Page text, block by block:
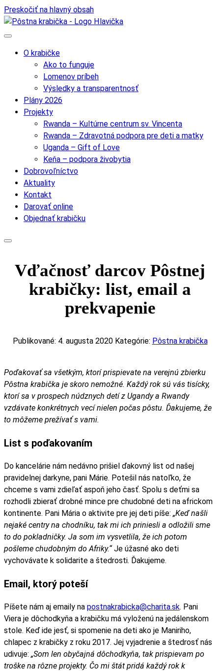
Preskočiť na hlavný obsah
O krabičke
Ako to funguje
Lomenov príbeh
Výsledky a transparentnosť
Plány 2026
Projekty
Rwanda – Kultúrne centrum sv. Vincenta
Rwanda – Zdravotná podpora pre deti a matky
Uganda – Gift of Love
Keňa – podpora živobytia
Dobrovoľníctvo
Aktuality
Kontakt
Darovať online
Objednať krabičku
Vďačnosť darcov Pôstnej
krabičky: list, email a
prekvapenie
Publikované: 4. augusta 2020 Kategórie: Pôstna krabička
Poďakovať sa všetkým, ktorí prispievate na verejnú zbierku
Pôstna krabička je skoro nemožné. Každý rok sú vás tisícky,
ktorí sa v prospech núdznych detí z Ugandy a Rwandy
vzdávate konkrétnych vecí nielen počas pôstu. Ďakujeme, že
to môžeme prežívať s vami.
List s poďakovaním
Do kancelárie nám nedávno prišiel ďakovný list od našej
pravidelnej darkyne, pani Márie. Potešil nás natoľko, že
chceme s vami zdieľať aspoň jeho časť. Spolu s deťmi sa
rozhodli zbierať drobné mince pre chudobné deti na africkom
kontinente. Pani Mária o aktivite pre jej deti píše: „Keď našli
nejaké centry na chodníku, tak mi ich priniesli a odložili sme
to do pokladničky. Ja som im vysvetlila, že ich potom
pošleme chudobným do Afriky.“Je úžasné ako deti
vychovávate k solidarite a štedrosti. Ďakujeme.
Email, ktorý poteší
Píšete nám aj emaily na postnakrabicka@charita.sk. Pani
Viera je dôchodkyňa a krabičku má vyloženú na jedálenskom
stole. Keď ide jesť, si spomenie na deti ako je Maniriho,
chlapec z krabičky z roku 2017. Jej vyjadrenie a štedrosť nás
udivuje: „Som len obyčajná dôchodkyňa, tak prispievam po
troške na rôzne projekty. Čo mi štát pridá každý rok k